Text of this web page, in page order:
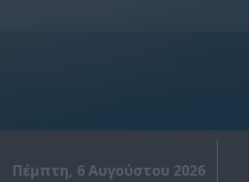
Πέμπτη, 6 Αυγούστου 2026